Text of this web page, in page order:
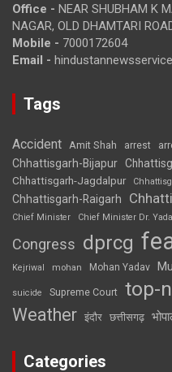
Office - NEAR SHUBHAM K
NAGAR, OLD DHAMTARI
Mobile - 7000172604
Email -
Tags
Accident Amit Shah arrest
Chhattisgarh-Bijapur
Chhattisgarh-Jagdalpur
Chhattisgarh-Raigarh
Chief Minister
Chief Minister Dr.
Congress dprcg
Kejriwal mohan Mohan Yadav
suicide Supreme Court top-
Weather इंदौर छत्तीसगढ़
Categories